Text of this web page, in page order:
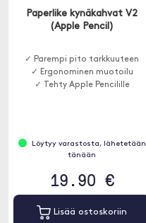
Paperlike kynäkahvat V2
(Apple Pencil)
✓ Parempi pito tarkkuuteen
✓ Ergonominen muotoilu
✓ Tehty Apple Pencilille
Löytyy varastosta, lähetetään
tänään
19.90 €
Lisää ostoskoriin